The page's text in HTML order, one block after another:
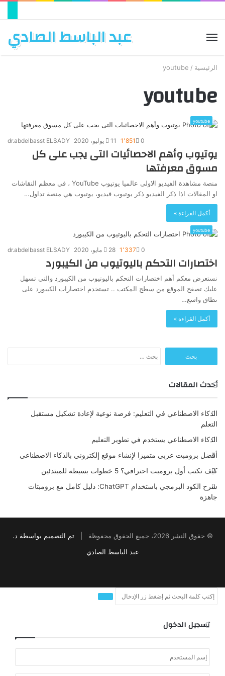
القائمة عبد الباسط الصادي
الرئيسية /
youtube
youtube
youtube
dr.abdelbasst ELSADY 11 يوليو، 2020 0 1٬851
يوتيوب وأهم الاحصائيات التى يجب على كل
مسوق معرفتها
منصة مشاهدة الفيديو الاولى عالميا يوتيوب YouTube ، في معظم النقاشات
او المقالات اذا ذكر الفيديو ذكر يوتيوب فيديو، يوتيوب هي منصة تداول…
أكمل القراءة »
youtube
dr.abdelbasst ELSADY 28 مايو، 2020 0 1٬337
اختصارات التحكم باليوتيوب من الكيبورد
نستعرض معكم أهم اختصارات التحكم باليوتيوب من الكيبورد والتي تسهل
عليك تصفح الموقع من سطح المكتب .. تستخدم اختصارات الكيبورد على
نطاق واسع…
أكمل القراءة »
أحدث المقالات
الذكاء الاصطناعي في التعليم: فرصة نوعية لإعادة تشكيل مستقبل
التعلم
الذكاء الاصطناعي يستخدم في تطوير التعليم
أفضل برومبت عربي متميزا لإنشاء موقع إلكتروني بالذكاء الاصطناعي
كيف تكتب أول برومبت احترافي؟ 5 خطوات بسيطة للمبتدئين
شرح الكود البرمجي باستخدام ChatGPT: دليل كامل مع برومبتات
جاهزة
© حقوق النشر 2026، جميع الحقوق محفوظة |
تم التصميم بواسطة د.
عبد الباسط الصادي
بحث
تسجيل الدخول